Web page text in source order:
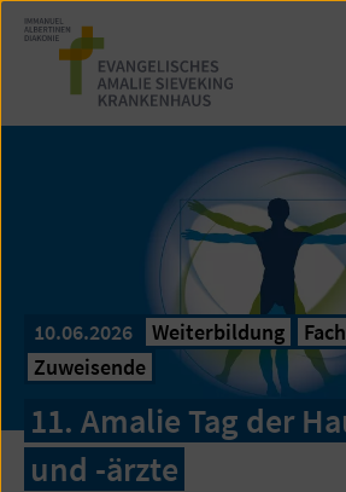
Zum
Seiteninhalt
springen
10.06.2026 Weiterbildung
Zuweisende
11. Amalie Tag der
und -ärzte